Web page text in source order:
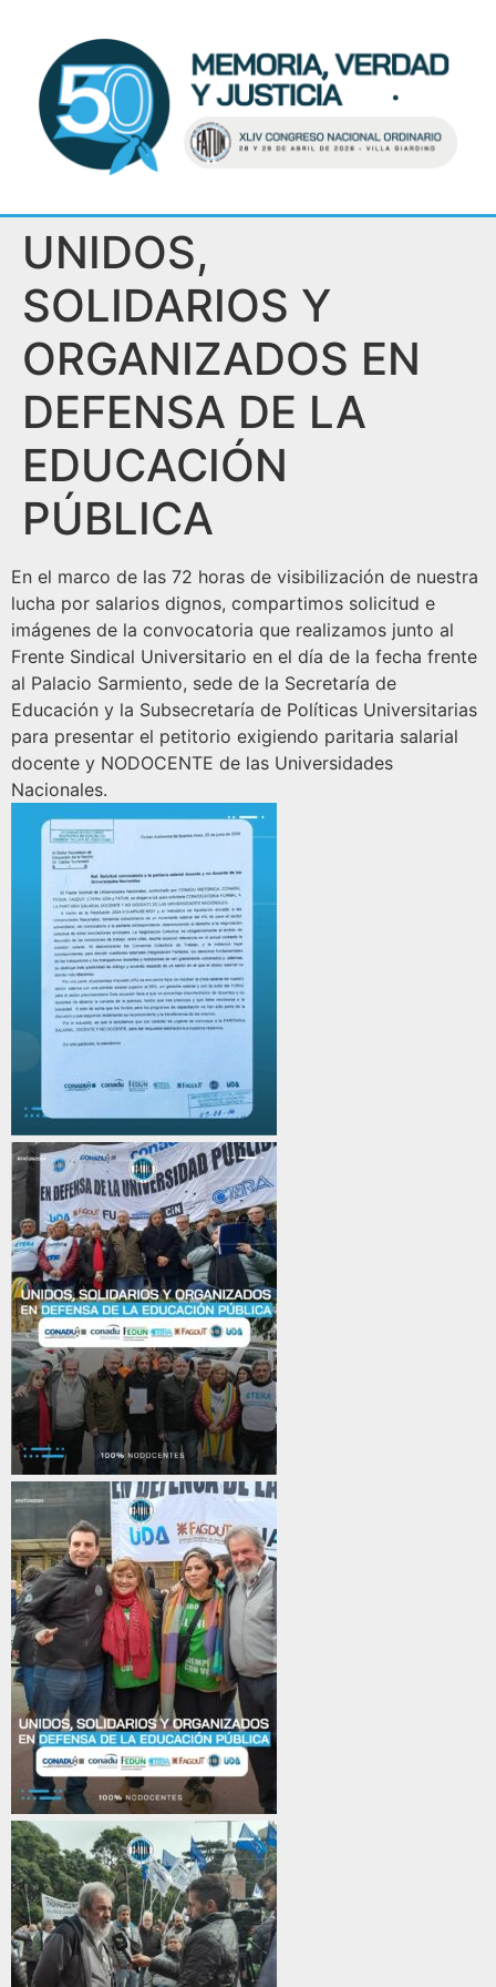
UNIDOS,
SOLIDARIOS Y
ORGANIZADOS EN
DEFENSA DE LA
EDUCACIÓN
PÚBLICA
En el marco de las 72 horas de visibilización de nuestra
lucha por salarios dignos, compartimos solicitud e
imágenes de la convocatoria que realizamos junto al
Frente Sindical Universitario en el día de la fecha frente
al Palacio Sarmiento, sede de la Secretaría de
Educación y la Subsecretaría de Políticas Universitarias
para presentar el petitorio exigiendo paritaria salarial
docente y NODOCENTE de las Universidades
Nacionales.